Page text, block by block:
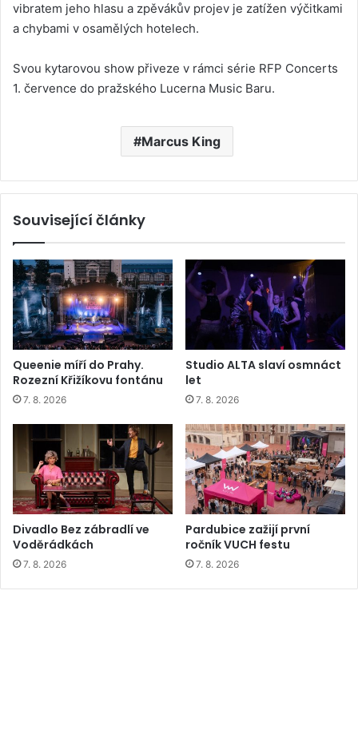
vibratem jeho hlasu a zpěvákův projev je zatížen výčitkami
a chybami v osamělých hotelech.
Svou kytarovou show přiveze v rámci série RFP Concerts
1. července do pražského Lucerna Music Baru.
Marcus King
Související články
Queenie míří do Prahy.
Rozezní Křižíkovu fontánu
7. 8. 2026
Studio ALTA slaví osmnáct
let
7. 8. 2026
Divadlo Bez zábradlí ve
Voděrádkách
7. 8. 2026
Pardubice zažijí první
ročník VUCH festu
7. 8. 2026